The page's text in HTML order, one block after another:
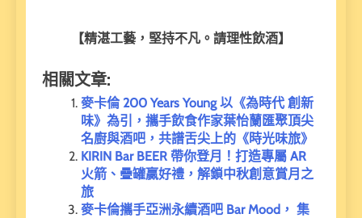
【精湛工藝，堅持不凡。請理性飲酒】
相關文章:
麥卡倫 200 Years Young 以《為時代 創新
味》為引，攜手飲食作家葉怡蘭匯聚頂尖
名廚與酒吧，共譜舌尖上的《時光味旅》
KIRIN Bar BEER 帶你登月！打造專屬 AR
火箭、疊罐贏好禮，解鎖中秋創意賞月之
旅
麥卡倫攜手亞洲永續酒吧 Bar Mood， 集